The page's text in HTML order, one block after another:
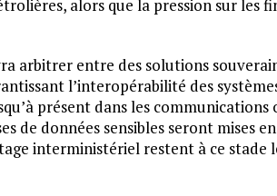
alors que la pression sur les
arbitrer entre des solutions
l’interopérabilité des
présent dans les
de données sensibles seront mises
interministériel restent à ce stade